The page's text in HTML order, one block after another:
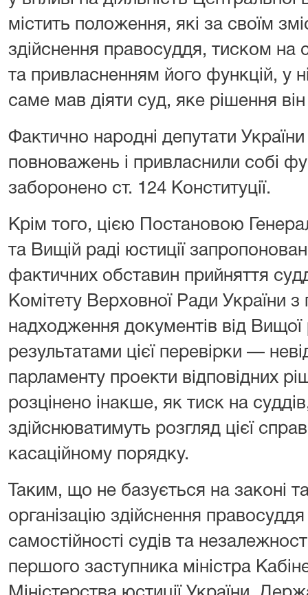
містить положення, які за своїм
здійснення правосуддя, тиском на
та привласненням його функцій, у
саме мав діяти суд, яке рішення
Фактично народні депутати
повноважень і привласнили собі
заборонено ст. 124 Конституції.
Крім того, цією Постановою
та Вищій раді юстиції
фактичних обставин прийняття
Комітету Верховної Ради України
надходження документів від Вищої
результатами цієї перевірки —
парламенту проекти відповідних
розцінено інакше, як тиск на
здійснюватимуть розгляд цієї
касаційному порядку.
Таким, що не базується на законі
організацію здійснення
самостійності судів та
першого заступника міністра